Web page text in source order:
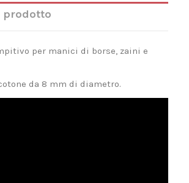
prodotto
per manici di borse, zaini e
da 8 mm di diametro.